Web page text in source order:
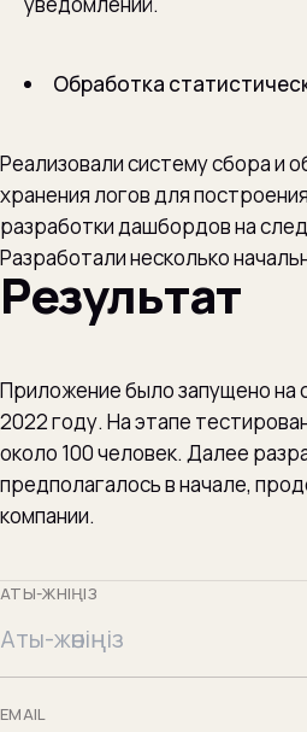
Обработка
Реализовали систему сбора и
хранения логов для
разработки дашбордов на
Разработали несколько
Результат
Приложение было запущено на
2022 году. На этапе
около 100 человек. Далее
предполагалось в начале,
компании.
АТЫ-ЖӨНІҢІЗ
EMAIL